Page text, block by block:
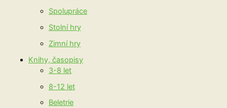
Spolupráce
Stolní hry
Zimní hry
Knihy, časopisy
3-8 let
8-12 let
Beletrie